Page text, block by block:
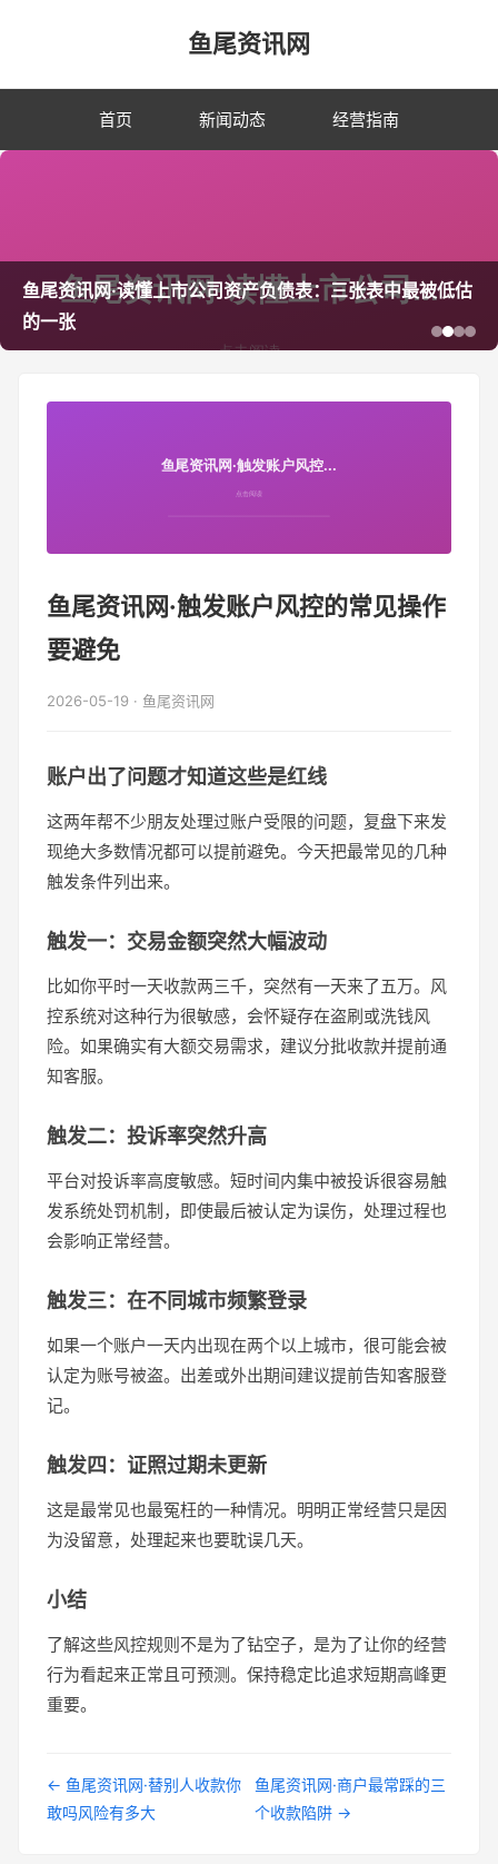
鱼尾资讯网
首页 新闻动态 经营指南
鱼尾资讯网·读懂上市公司资产负债表：三张表中最被低估
的一张
鱼尾资讯网·触发账户风控的常见操作
要避免
2026-05-19 · 鱼尾资讯网
账户出了问题才知道这些是红线
这两年帮不少朋友处理过账户受限的问题，复盘下来发
现绝大多数情况都可以提前避免。今天把最常见的几种
触发条件列出来。
触发一：交易金额突然大幅波动
比如你平时一天收款两三千，突然有一天来了五万。风
控系统对这种行为很敏感，会怀疑存在盗刷或洗钱风
险。如果确实有大额交易需求，建议分批收款并提前通
知客服。
触发二：投诉率突然升高
平台对投诉率高度敏感。短时间内集中被投诉很容易触
发系统处罚机制，即使最后被认定为误伤，处理过程也
会影响正常经营。
触发三：在不同城市频繁登录
如果一个账户一天内出现在两个以上城市，很可能会被
认定为账号被盗。出差或外出期间建议提前告知客服登
记。
触发四：证照过期未更新
这是最常见也最冤枉的一种情况。明明正常经营只是因
为没留意，处理起来也要耽误几天。
小结
了解这些风控规则不是为了钻空子，是为了让你的经营
行为看起来正常且可预测。保持稳定比追求短期高峰更
重要。
← 鱼尾资讯网·替别人收款你
敢吗风险有多大
鱼尾资讯网·商户最常踩的三
个收款陷阱 →